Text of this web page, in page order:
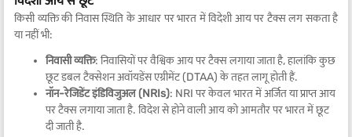
किसी व्यक्ति की निवास स्थिति के आधार पर भारत में विदेशी आय पर टैक्स लग सकता है
या नहीं भी:
निवासी व्यक्ति: निवासियों पर वैश्विक आय पर टैक्स लगाया जाता है, हालांकि कुछ
छूट डबल टैक्सेशन अवॉयडेंस एग्रीमेंट (DTAA) के तहत लागू होती हैं.
नॉन-रेजिडेंट इंडिविजुअल (NRIs): NRI पर केवल भारत में अर्जित या प्राप्त आय
पर टैक्स लगाया जाता है. विदेश से होने वाली आय को आमतौर पर भारत में छूट
दी जाती है.